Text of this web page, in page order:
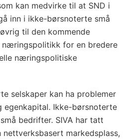
kan medvirke til at SND i
inn i ikke-børsnoterte små
til den kommende
for en bredere
næringspolitiske
selskaper kan ha problemer
egenkapital. Ikke-børsnoterte
bedrifter. SIVA har tatt
markedsplass,